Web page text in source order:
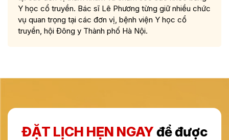
Y học cổ truyền. Bác sĩ Lê Phương từng giữ nhiều chức
vụ quan trọng tại các đơn vị, bệnh viện Y học cổ
truyền, hội Đông y Thành phố Hà Nội.
ĐẶT LỊCH HẸN NGAYđể được